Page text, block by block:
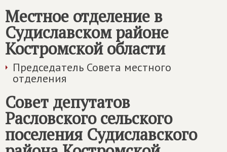
Местное отделение в
Судиславском районе
Костромской области
Председатель Совета местного
отделения
Совет депутатов
Расловского сельского
поселения Судиславского